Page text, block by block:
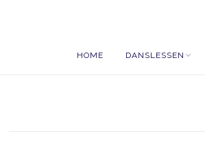
HOME DANSLESSEN